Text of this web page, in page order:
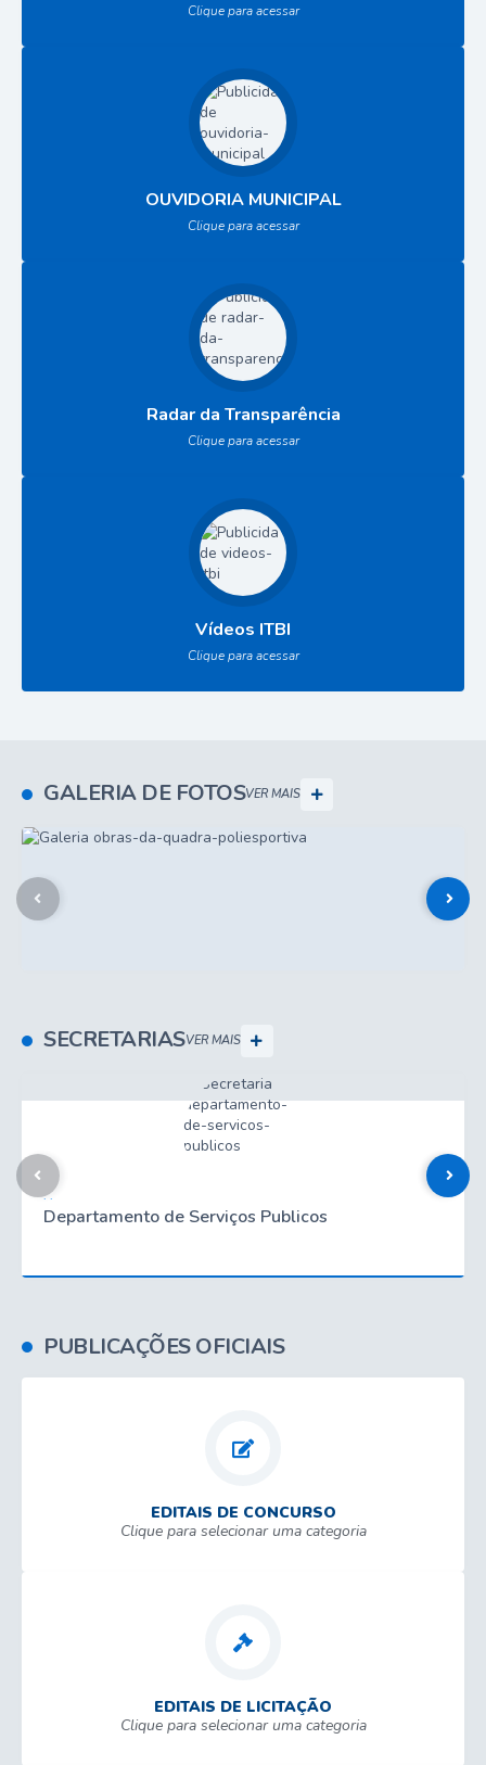
Clique para acessar
OUVIDORIA MUNICIPAL
Clique para acessar
Radar da Transparência
Clique para acessar
Vídeos ITBI
Clique para acessar
GALERIA DE FOTOSVER MAIS
SECRETARIASVER MAIS
Departamento de Serviços Publicos
. .
PUBLICAÇÕES OFICIAIS
EDITAIS DE CONCURSO
Clique para selecionar uma categoria
EDITAIS DE LICITAÇÃO
Clique para selecionar uma categoria